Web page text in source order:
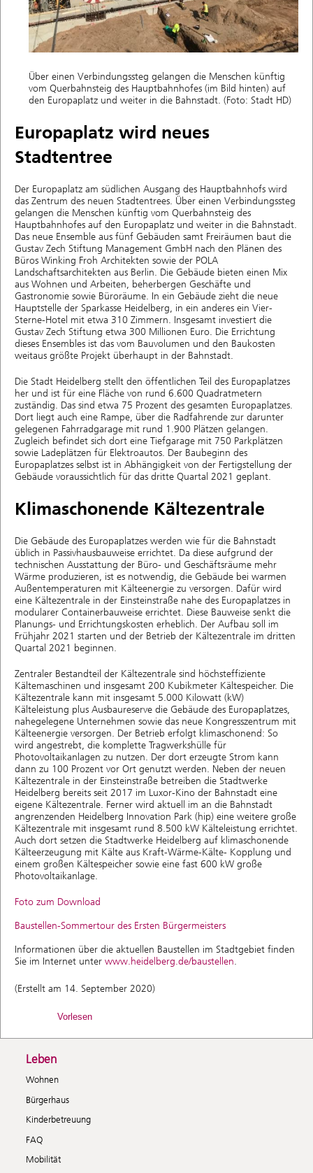
Über einen Verbindungssteg gelangen die Menschen künftig
vom Querbahnsteig des Hauptbahnhofes (im Bild hinten) auf
den Europaplatz und weiter in die Bahnstadt. (Foto: Stadt HD)
Europaplatz wird neues
Stadtentree
Der Europaplatz am südlichen Ausgang des Hauptbahnhofs wird
das Zentrum des neuen Stadtentrees. Über einen Verbindungssteg
gelangen die Menschen künftig vom Querbahnsteig des
Hauptbahnhofes auf den Europaplatz und weiter in die Bahnstadt.
Das neue Ensemble aus fünf Gebäuden samt Freiräumen baut die
Gustav Zech Stiftung Management GmbH nach den Plänen des
Büros Winking Froh Architekten sowie der POLA
Landschaftsarchitekten aus Berlin. Die Gebäude bieten einen Mix
aus Wohnen und Arbeiten, beherbergen Geschäfte und
Gastronomie sowie Büroräume. In ein Gebäude zieht die neue
Hauptstelle der Sparkasse Heidelberg, in ein anderes ein Vier-
Sterne-Hotel mit etwa 310 Zimmern. Insgesamt investiert die
Gustav Zech Stiftung etwa 300 Millionen Euro. Die Errichtung
dieses Ensembles ist das vom Bauvolumen und den Baukosten
weitaus größte Projekt überhaupt in der Bahnstadt.
Die Stadt Heidelberg stellt den öffentlichen Teil des Europaplatzes
her und ist für eine Fläche von rund 6.600 Quadratmetern
zuständig. Das sind etwa 75 Prozent des gesamten Europaplatzes.
Dort liegt auch eine Rampe, über die Radfahrende zur darunter
gelegenen Fahrradgarage mit rund 1.900 Plätzen gelangen.
Zugleich befindet sich dort eine Tiefgarage mit 750 Parkplätzen
sowie Ladeplätzen für Elektroautos. Der Baubeginn des
Europaplatzes selbst ist in Abhängigkeit von der Fertigstellung der
Gebäude voraussichtlich für das dritte Quartal 2021 geplant.
Klimaschonende Kältezentrale
Die Gebäude des Europaplatzes werden wie für die Bahnstadt
üblich in Passivhausbauweise errichtet. Da diese aufgrund der
technischen Ausstattung der Büro- und Geschäftsräume mehr
Wärme produzieren, ist es notwendig, die Gebäude bei warmen
Außentemperaturen mit Kälteenergie zu versorgen. Dafür wird
eine Kältezentrale in der Einsteinstraße nahe des Europaplatzes in
modularer Containerbauweise errichtet. Diese Bauweise senkt die
Planungs- und Errichtungskosten erheblich. Der Aufbau soll im
Frühjahr 2021 starten und der Betrieb der Kältezentrale im dritten
Quartal 2021 beginnen.
Zentraler Bestandteil der Kältezentrale sind höchsteffiziente
Kältemaschinen und insgesamt 200 Kubikmeter Kältespeicher. Die
Kältezentrale kann mit insgesamt 5.000 Kilowatt (kW)
Kälteleistung plus Ausbaureserve die Gebäude des Europaplatzes,
nahegelegene Unternehmen sowie das neue Kongresszentrum mit
Kälteenergie versorgen. Der Betrieb erfolgt klimaschonend: So
wird angestrebt, die komplette Tragwerkshülle für
Photovoltaikanlagen zu nutzen. Der dort erzeugte Strom kann
dann zu 100 Prozent vor Ort genutzt werden. Neben der neuen
Kältezentrale in der Einsteinstraße betreiben die Stadtwerke
Heidelberg bereits seit 2017 im Luxor-Kino der Bahnstadt eine
eigene Kältezentrale. Ferner wird aktuell im an die Bahnstadt
angrenzenden Heidelberg Innovation Park (hip) eine weitere große
Kältezentrale mit insgesamt rund 8.500 kW Kälteleistung errichtet.
Auch dort setzen die Stadtwerke Heidelberg auf klimaschonende
Kälteerzeugung mit Kälte aus Kraft-Wärme-Kälte- Kopplung und
einem großen Kältespeicher sowie eine fast 600 kW große
Photovoltaikanlage.
Foto zum Download
Baustellen-Sommertour des Ersten Bürgermeisters
Informationen über die aktuellen Baustellen im Stadtgebiet finden
Sie im Internet unter www.heidelberg.de/baustellen.
(Erstellt am 14. September 2020)
Vorlesen
Leben
Wohnen
Bürgerhaus
Kinderbetreuung
FAQ
Mobilität